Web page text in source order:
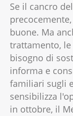
Se il cancro
buone. Ma
trattamento,
bisogno di
informa e
familiari sugli
sensibilizza
in ottobre, il